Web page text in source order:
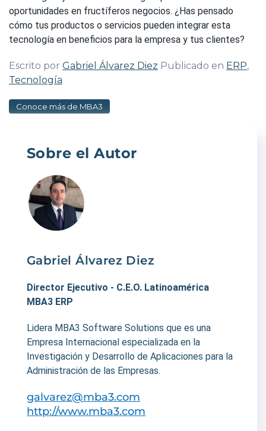
oportunidades en fructíferos negocios. ¿Has pensado
cómo tus productos o servicios pueden integrar esta
tecnología en beneficios para la empresa y tus clientes?
Escrito por Gabriel Álvarez Diez Publicado en ERP,
Tecnología
Conoce más de MBA3
Sobre el Autor
Gabriel Álvarez Diez
Director Ejecutivo - C.E.O. Latinoamérica
MBA3 ERP
Lidera MBA3 Software Solutions que es una
Empresa Internacional especializada en la
Investigación y Desarrollo de Aplicaciones para la
Administración de las Empresas.
galvarez@mba3.com
http://www.mba3.com